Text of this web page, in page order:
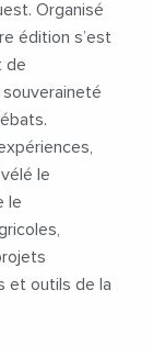
Organisé
édition s’est
de
le
le
et outils de la